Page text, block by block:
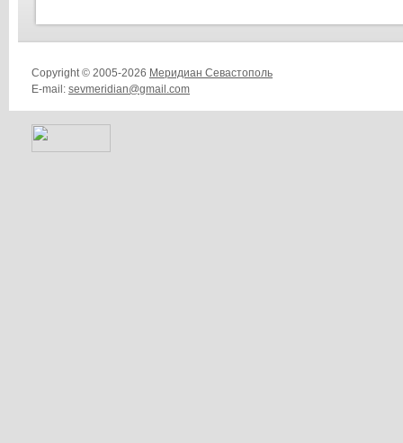
Copyright © 2005-2026 Меридиан Севастополь
E-mail: sevmeridian@gmail.com